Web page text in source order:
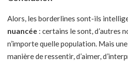
Alors, les borderlines sont-ils
nuancée : certains le sont, d’autres
n’importe quelle population. Mais
manière de ressentir, d’aimer,